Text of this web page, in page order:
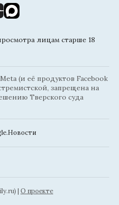
лицам старше 18
(и её продуктов Facebook
запрещена на
Тверского суда
| О проекте